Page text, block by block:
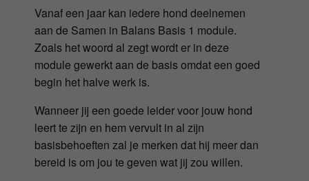
Gegevens onthouden
Vanaf een jaar kan iedere hond deelnemen
aan de Samen in Balans Basis 1 module.
Zoals het woord al zegt wordt er in deze
module gewerkt aan de basis omdat een goed
begin het halve werk is.
Wanneer jij een goede leider voor jouw hond
leert te zijn en hem vervult in al zijn
basisbehoeften zal je merken dat hij meer dan
bereid is om jou te geven wat jij zou willen.